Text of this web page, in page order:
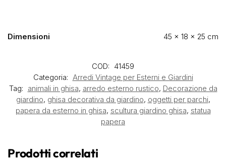
Dimensioni 45 × 18 × 25 cm
COD: 41459
Categoria: Arredi Vintage per Esterni e Giardini
Tag: animali in ghisa, arredo esterno rustico, Decorazione da
giardino, ghisa decorativa da giardino, oggetti per parchi,
papera da esterno in ghisa, scultura giardino ghisa, statua
papera
Prodotti correlati